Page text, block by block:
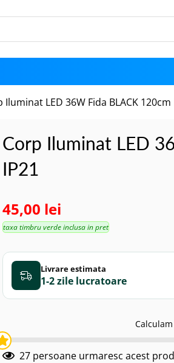
Iluminat LED 36W Fida BLACK 120cm
Corp Iluminat LED
IP21
45,00 lei
taxa timbru verde inclusa in pret
Livrare estimata
1-2 zile
27 persoane urmaresc acest